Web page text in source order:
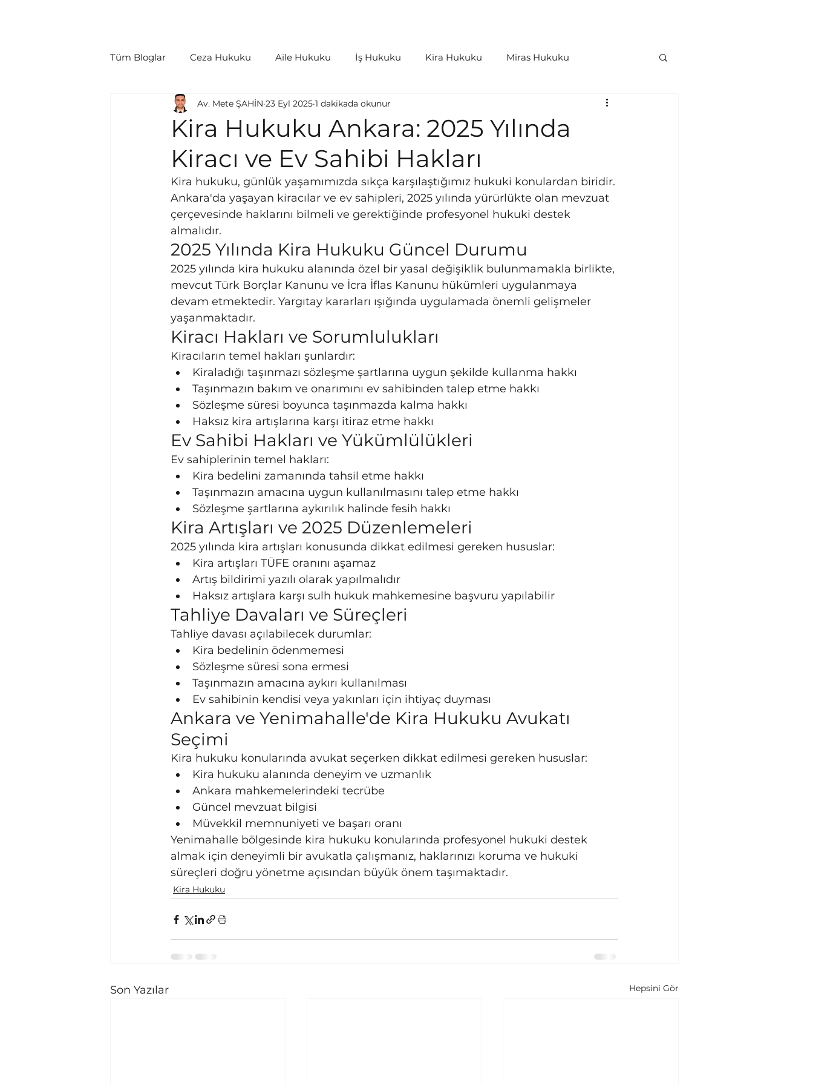
Tüm Bloglar Ceza Hukuku Aile Hukuku İş Hukuku Kira Hukuku Miras Hukuku
Tüketici Hukuku İcra/İflas Hukuku Kişiler Hukuku
Politikalar Yargılama Giderleri ve Harçlar Tazminat Hukuku
Kira Hukuku Ankara: 2025 Yılında
Kiracı ve Ev Sahibi Hakları
Av. Mete ŞAHİN 23 Eyl 2025 1 dakikada okunur
Kira hukuku, günlük yaşamımızda sıkça karşılaştığımız hukuki konulardan biridir.
Ankara'da yaşayan kiracılar ve ev sahipleri, 2025 yılında yürürlükte olan mevzuat
çerçevesinde haklarını bilmeli ve gerektiğinde profesyonel hukuki destek
almalıdır.
2025 Yılında Kira Hukuku Güncel Durumu
2025 yılında kira hukuku alanında özel bir yasal değişiklik bulunmamakla birlikte,
mevcut Türk Borçlar Kanunu ve İcra İflas Kanunu hükümleri uygulanmaya
devam etmektedir. Yargıtay kararları ışığında uygulamada önemli gelişmeler
yaşanmaktadır.
Kiracı Hakları ve Sorumlulukları
Kiracıların temel hakları şunlardır:
Kiraladığı taşınmazı sözleşme şartlarına uygun şekilde kullanma hakkı
Taşınmazın bakım ve onarımını ev sahibinden talep etme hakkı
Sözleşme süresi boyunca taşınmazda kalma hakkı
Haksız kira artışlarına karşı itiraz etme hakkı
Ev Sahibi Hakları ve Yükümlülükleri
Ev sahiplerinin temel hakları:
Kira bedelini zamanında tahsil etme hakkı
Taşınmazın amacına uygun kullanılmasını talep etme hakkı
Sözleşme şartlarına aykırılık halinde fesih hakkı
Kira Artışları ve 2025 Düzenlemeleri
2025 yılında kira artışları konusunda dikkat edilmesi gereken hususlar:
Kira artışları TÜFE oranını aşamaz
Artış bildirimi yazılı olarak yapılmalıdır
Haksız artışlara karşı sulh hukuk mahkemesine başvuru yapılabilir
Tahliye Davaları ve Süreçleri
Tahliye davası açılabilecek durumlar:
Kira bedelinin ödenmemesi
Sözleşme süresi sona ermesi
Taşınmazın amacına aykırı kullanılması
Ev sahibinin kendisi veya yakınları için ihtiyaç duyması
Ankara ve Yenimahalle'de Kira Hukuku Avukatı
Seçimi
Kira hukuku konularında avukat seçerken dikkat edilmesi gereken hususlar:
Kira hukuku alanında deneyim ve uzmanlık
Ankara mahkemelerindeki tecrübe
Güncel mevzuat bilgisi
Müvekkil memnuniyeti ve başarı oranı
Yenimahalle bölgesinde kira hukuku konularında profesyonel hukuki destek
almak için deneyimli bir avukatla çalışmanız, haklarınızı koruma ve hukuki
süreçleri doğru yönetme açısından büyük önem taşımaktadır.
Kira Hukuku
Son Yazılar Hepsini Gör